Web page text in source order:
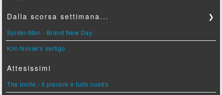
Dalla scorsa settimana... ❯
Spider-Man - Brand New Day
Kim Novak's Vertigo
Attesissimi
The Invite - Il piacere è tutto nostro